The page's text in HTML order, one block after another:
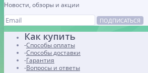
Новости, обзоры и акции
ПОДПИСАТЬСЯ
Как купить
Способы оплаты
Способы доставки
Гарантия
Вопросы и ответы